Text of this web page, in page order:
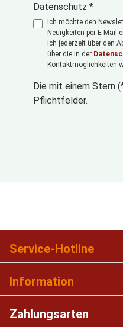
Datenschutz *
Ich möchte den
Neuigkeiten per E-Mail
ich jederzeit über den
über die in der
Kontaktmöglichkeiten
Die mit einem Stern
Pflichtfelder.
Service-Hotline
Information
Zahlungsarten